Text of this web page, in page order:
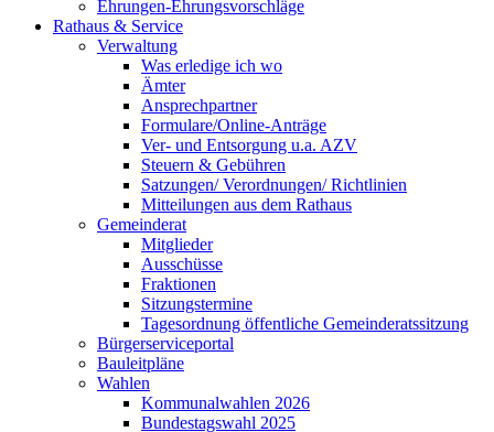
Ehrungen-Ehrungsvorschläge
Rathaus & Service
Verwaltung
Was erledige ich wo
Ämter
Ansprechpartner
Formulare/Online-Anträge
Ver- und Entsorgung u.a. AZV
Steuern & Gebühren
Satzungen/ Verordnungen/ Richtlinien
Mitteilungen aus dem Rathaus
Gemeinderat
Mitglieder
Ausschüsse
Fraktionen
Sitzungstermine
Tagesordnung öffentliche Gemeinderatssitzung
Bürgerserviceportal
Bauleitpläne
Wahlen
Kommunalwahlen 2026
Bundestagswahl 2025